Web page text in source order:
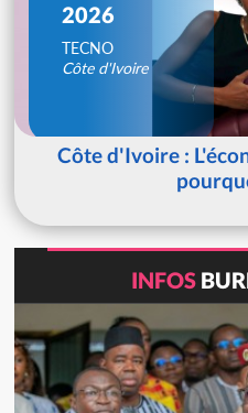
2026
TECNO
Côte d'Ivoire
Côte d'Ivoire :
INFOS